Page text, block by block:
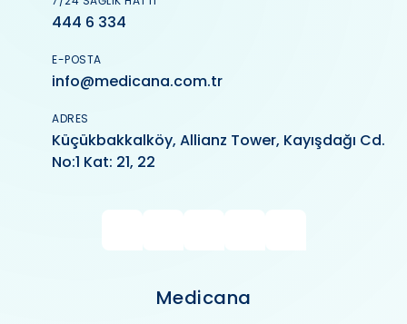
444 6 334
E-POSTA
info@medicana.com.tr
ADRES
Küçükbakkalköy, Allianz Tower, Kayışdağı Cd.
No:1 Kat: 21, 22
Medicana